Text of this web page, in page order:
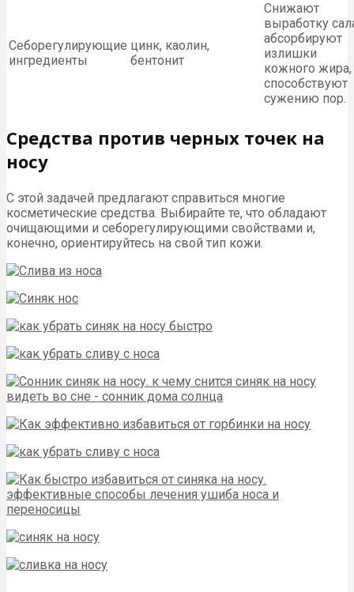
Себорегулирующие
ингредиенты
цинк, каолин,
бентонит
Снижают
выработку
абсорбируют
излишки
кожного жира,
способствуют
сужению пор.
Средства против черных точек на
носу
С этой задачей предлагают справиться многие
косметические средства. Выбирайте те, что обладают
очищающими и себорегулирующими свойствами и,
конечно, ориентируйтесь на свой тип кожи.